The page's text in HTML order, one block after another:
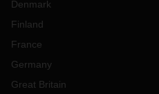
Denmark
Finland
France
Germany
Great Britain